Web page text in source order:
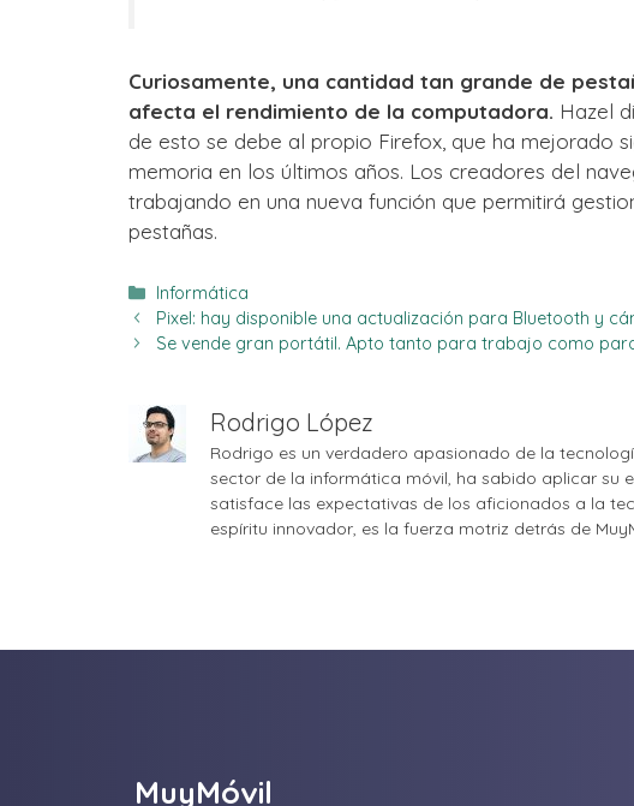
Curiosamente, una cantidad tan grande de
afecta el rendimiento de la computadora. Hazel
de esto se debe al propio Firefox, que ha mejorado
memoria en los últimos años. Los creadores del
trabajando en una nueva función que permitirá
pestañas.
Categorías
Informática
Pixel: hay disponible una actualización para Bluetooth y
Se vende gran portátil. Apto tanto para trabajo como
Rodrigo López
Rodrigo es un verdadero apasionado de la
sector de la informática móvil, ha sabido aplicar su
satisface las expectativas de los aficionados a la
espíritu innovador, es la fuerza motriz detrás de
MuyMóvil